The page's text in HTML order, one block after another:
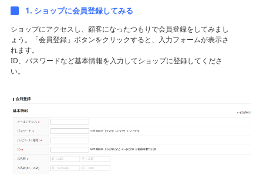
1. ショップに会員登録してみる
ショップにアクセスし、顧客になったつもりで会員登録をしてみまし
ょう。「会員登録」ボタンをクリックすると、入力フォームが表示さ
れます。
ID、パスワードなど基本情報を入力してショップに登録してくださ
い。